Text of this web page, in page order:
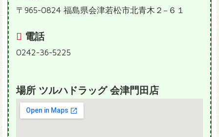
〒965-0824 福島県会津若松市北青木２−６１
電話
0242-36-5225
場所 ツルハドラッグ 会津門田店